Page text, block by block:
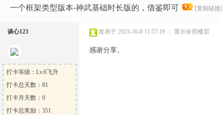
me
» › › ›
一个框架类型版本-神武基础时长版的，借鉴即可 [复制链接]
谈心123
打卡等级：Lv.6飞升
打卡总天数：81
打卡月天数：0
打卡总奖励：351
发表于 2023-10-8 11:57:19 显示全部楼层
感谢分享。